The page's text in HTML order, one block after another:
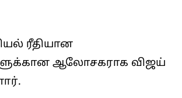
ரீதியான
ஆலோசகராக விஜய்